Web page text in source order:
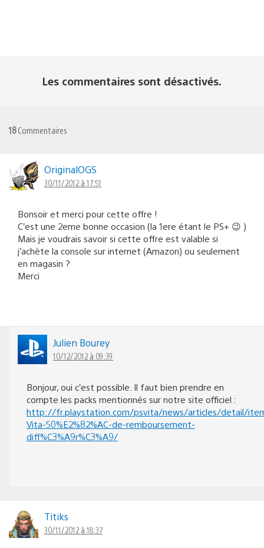
Les commentaires sont désactivés.
18Commentaires
OriginalOGS
30/11/2012 à 17:51
Bonsoir et merci pour cette offre !
C’est une 2eme bonne occasion (la 1ere étant le PS+ 😉 )
Mais je voudrais savoir si cette offre est valable si
j’achète la console sur internet (Amazon) ou seulement
en magasin ?
Merci
Julien Bourey
10/12/2012 à 09:39
Bonjour, oui c’est possible. Il faut bien prendre en
compte les packs mentionnés sur notre site officiel :
http://fr.playstation.com/psvita/news/articles/detail/
Vita-50%E2%82%AC-de-remboursement-
diff%C3%A9r%C3%A9/
Titiks
30/11/2012 à 18:37